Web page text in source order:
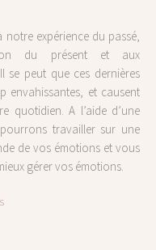
expérience du passé,
du présent et aux
se peut que ces dernières
et causent
quotidien. A l’aide d’une
travailler sur une
de vos émotions et vous
gérer vos émotions.